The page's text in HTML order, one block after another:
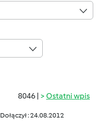
8046 | Ostatni wpis
Dołączył : 24.08.2012